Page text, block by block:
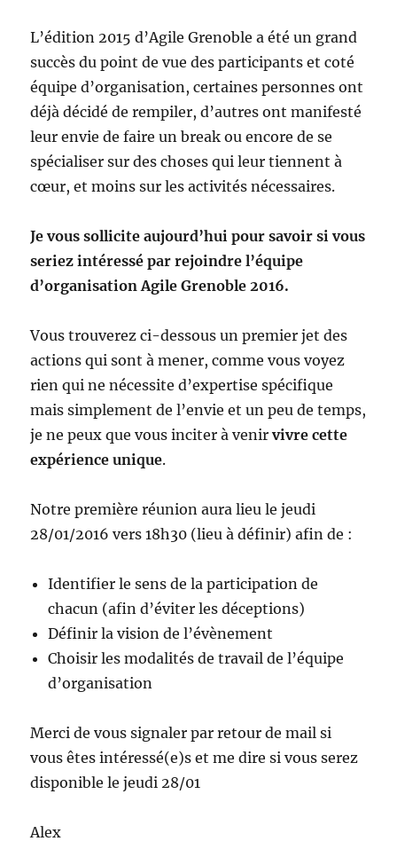
L’édition 2015 d’Agile Grenoble a été un grand
succès du point de vue des participants et coté
équipe d’organisation, certaines personnes ont
déjà décidé de rempiler, d’autres ont manifesté
leur envie de faire un break ou encore de se
spécialiser sur des choses qui leur tiennent à
cœur, et moins sur les activités nécessaires.
Je vous sollicite aujourd’hui pour savoir si vous
seriez intéressé par rejoindre l’équipe
d’organisation Agile Grenoble 2016.
Vous trouverez ci-dessous un premier jet des
actions qui sont à mener, comme vous voyez
rien qui ne nécessite d’expertise spécifique
mais simplement de l’envie et un peu de temps,
je ne peux que vous inciter à venirvivre cette
expérience unique.
Notre première réunion aura lieu le jeudi
28/01/2016 vers 18h30 (lieu à définir) afin de :
Identifier le sens de la participation de
chacun (afin d’éviter les déceptions)
Définir la vision de l’évènement
Choisir les modalités de travail de l’équipe
d’organisation
Merci de vous signaler par retour de mail si
vous êtes intéressé(e)s et me dire si vous serez
disponible le jeudi 28/01
Alex